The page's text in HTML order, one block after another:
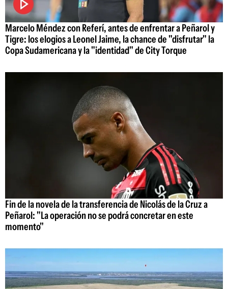
Marcelo Méndez con Referí, antes de enfrentar a Peñarol y
Tigre: los elogios a Leonel Jaime, la chance de "disfrutar" la
Copa Sudamericana y la "identidad" de City Torque
Fin de la novela de la transferencia de Nicolás de la Cruz a
Peñarol: "La operación no se podrá concretar en este
momento"